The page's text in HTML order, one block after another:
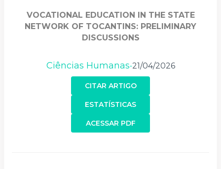
VOCATIONAL EDUCATION IN THE STATE
NETWORK OF TOCANTINS: PRELIMINARY
DISCUSSIONS
Ciências Humanas•21/04/2026
CITAR ARTIGO
ACESSAR PDF
ESTATÍSTICAS